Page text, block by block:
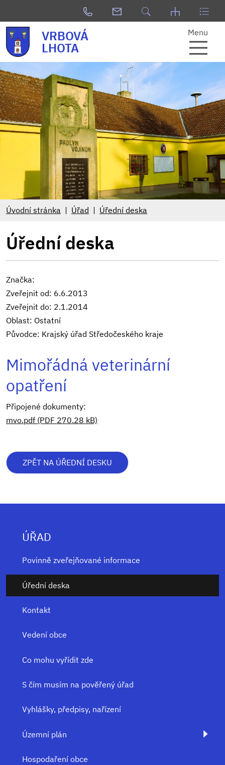
VRBOVÁ
LHOTA
Menu
Úvodní stránka Úřad Úřední deska
Úřední deska
Značka:
Zveřejnit od: 6.6.2013
Zveřejnit do: 2.1.2014
Oblast: Ostatní
Původce: Krajský úřad Středočeského kraje
Mimořádná veterinární
opatření
Připojené dokumenty:
mvo.pdf (PDF 270.28 kB)
ZPĚT NA ÚŘEDNÍ DESKU
ÚŘAD
Povinně zveřejňované informace
Úřední deska
Kontakt
Vedení obce
Co mohu vyřídit zde
S čím musím na pověřený úřad
Vyhlášky, předpisy, nařízení
Územní plán
Hospodaření obce